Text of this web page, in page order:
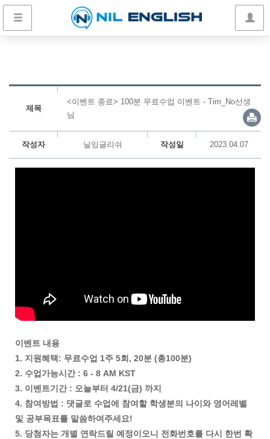
제목
<이벤트 종료> 100분 무료수업 이벤트 - Tim_No선생
님
작성자 닐잉글리쉬 작성일 2023.04.07
이벤트 내용
1. 지원혜택: 무료수업 1주 5회, 20분 (총100분)
2. 수업가능시간 : 6 - 8 AM KST
3. 이벤트기간 : 오늘부터 4/21(금) 까지
4. 참여방법 : 댓글로 수업에 참여할 학생분의 나이와 영어레벨
및 공부목표를 말씀하여주세요!
5. 당첨자는 개별 연락드릴 예정이오니 전화번호를 다시 한번 확